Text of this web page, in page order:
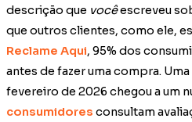
descrição que vocêescreveu
que outros clientes, como ele,
Reclame Aqui, 95% dos
antes de fazer uma compra.
fevereiro de 2026 chegou a um
consumidores consultam